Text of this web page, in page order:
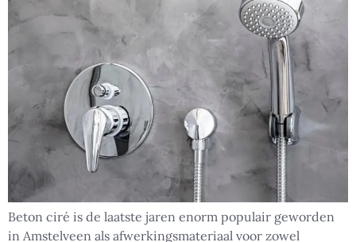
Beton ciré is de laatste jaren enorm populair geworden
in Amstelveen als afwerkingsmateriaal voor zowel